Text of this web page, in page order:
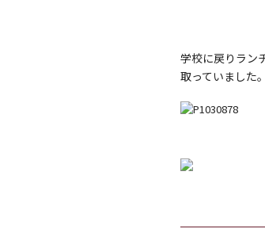
学校に戻りラン
取っていました